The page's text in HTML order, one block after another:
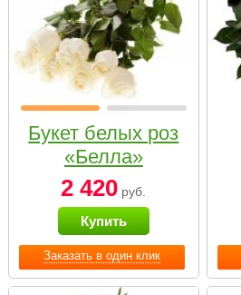
Заказать в один клик
Букет белых роз
«Белла»
2 420 руб.
Купить